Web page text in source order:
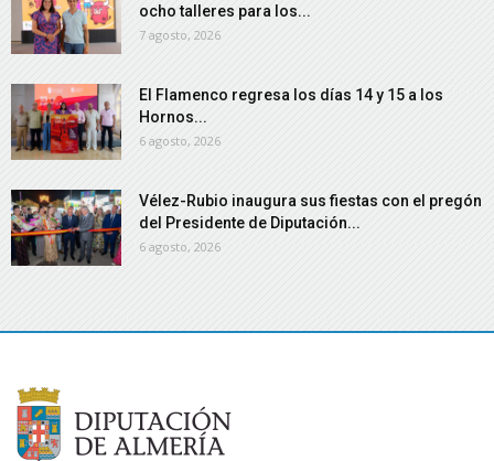
ocho talleres para los...
7 agosto, 2026
El Flamenco regresa los días 14 y 15 a los
Hornos...
6 agosto, 2026
Vélez-Rubio inaugura sus fiestas con el pregón
del Presidente de Diputación...
6 agosto, 2026